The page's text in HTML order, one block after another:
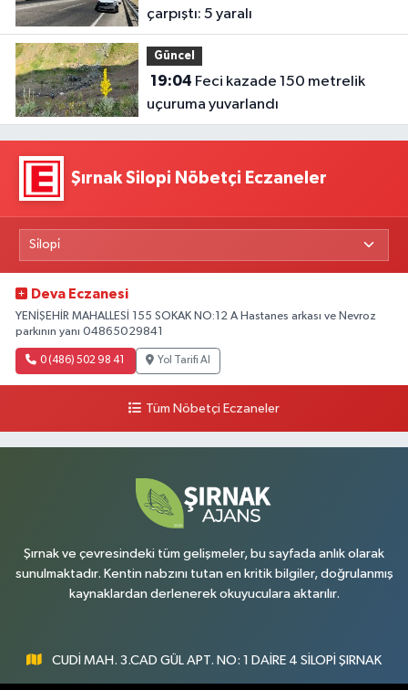
çarpıştı: 5 yaralı
Güncel
19:04
uçuruma yuvarlandı
Şırnak Silopi Nöbetçi Eczaneler
Deva Eczanesi
YENİŞEHİR MAHALLESİ 155 SOKAK NO:12 A Hastanes arkası ve Nevroz
parkının yanı 04865029841
0 (486) 502 98 41 Yol Tarifi Al
Tüm Nöbetçi Eczaneler
Şırnak ve çevresindeki tüm gelişmeler, bu sayfada anlık olarak
sunulmaktadır. Kentin nabzını tutan en kritik bilgiler, doğrulanmış
kaynaklardan derlenerek okuyuculara aktarılır.
CUDİ MAH. 3.CAD GÜL APT. NO: 1 DAİRE 4 SİLOPİ ŞIRNAK